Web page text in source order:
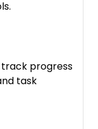
track progress
task